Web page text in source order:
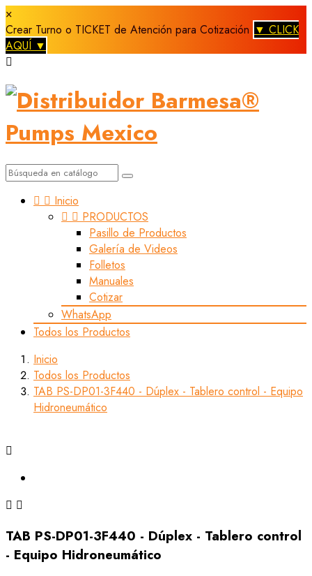
×
Crear Turno o TICKET de Atención para Cotización ▼ CLICK
AQUÍ ▼

  Inicio
  PRODUCTOS
Pasillo de Productos
Galería de Videos
Folletos
Manuales
Cotizar
WhatsApp
Todos los Productos
Inicio
Todos los Productos
TAB PS-DP01-3F440 - Dúplex - Tablero control - Equipo
Hidroneumático

 
TAB PS-DP01-3F440 - Dúplex - Tablero control
- Equipo Hidroneumático